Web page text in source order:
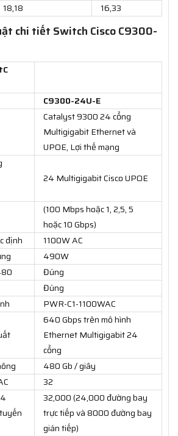
18,18 16,33
chi tiết Switch Cisco C9300-
C9300-24U-E
Catalyst 9300 24 cổng
Multigigabit Ethernet và
UPOE, Lợi thế mạng
24 Multigigabit Cisco UPOE
(100 Mbps hoặc 1, 2,5, 5
hoặc 10 Gbps)
định
1100W AC
490W
Đúng
Đúng
PWR-C1-1100WAC
640 Gbps trên mô hình
Ethernet Multigigabit 24
cổng
480 Gb / giây
32
32,000 (24,000 đường bay
trực tiếp và 8000 đường bay
gián tiếp)